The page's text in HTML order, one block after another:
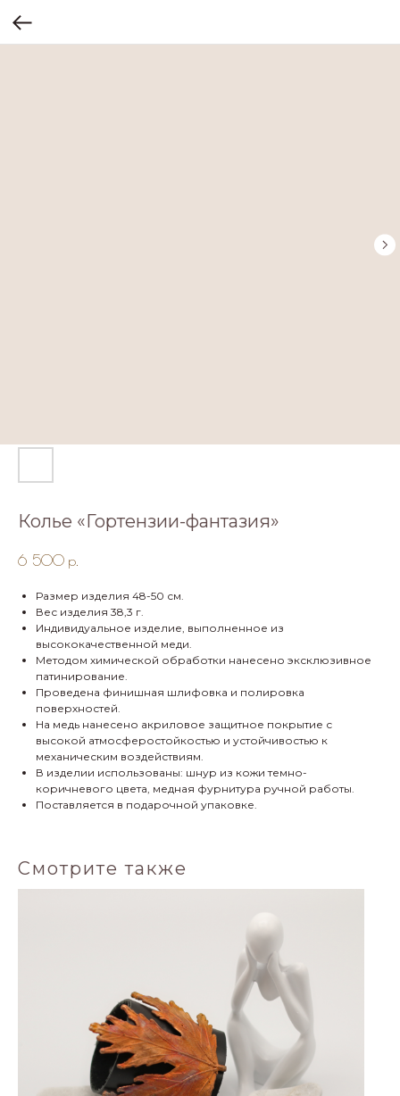
Колье «Гортензии-фантазия»
6 500 р.
Размер изделия 48-50 см.
Вес изделия 38,3 г.
Индивидуальное изделие, выполненное из
высококачественной меди.
Методом химической обработки нанесено эксклюзивное
патинирование.
Проведена финишная шлифовка и полировка
поверхностей.
На медь нанесено акриловое защитное покрытие с
высокой атмосферостойкостью и устойчивостью к
механическим воздействиям.
В изделии использованы: шнур из кожи темно-
коричневого цвета, медная фурнитура ручной работы.
Поставляется в подарочной упаковке.
Смотрите также